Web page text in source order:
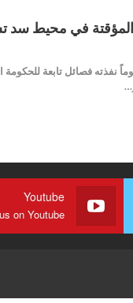
في محيط سد
نفذته فصائل تابعة
Youtube
on Youtube